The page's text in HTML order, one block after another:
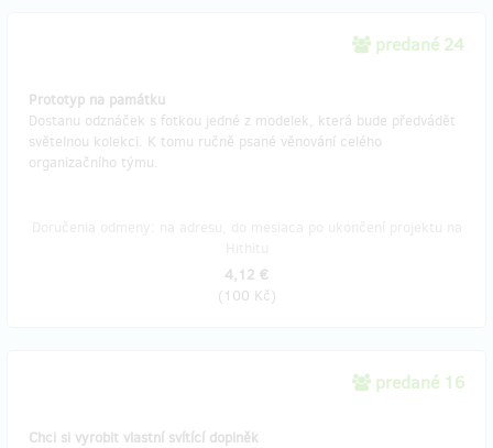
predané 24
Prototyp na památku
Dostanu odznáček s fotkou jedné z modelek, která bude předvádět
světelnou kolekci. K tomu ručně psané věnování celého
organizačního týmu.
4,12 €
(100 Kč)
predané 16
Chci si vyrobit vlastní svítící doplněk